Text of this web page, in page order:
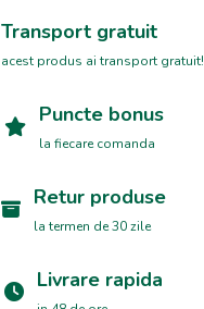
Transport gratuit
acest produs ai transport gratuit!
Puncte bonus
la fiecare comanda
Retur produse
la termen de 30 zile
Livrare rapida